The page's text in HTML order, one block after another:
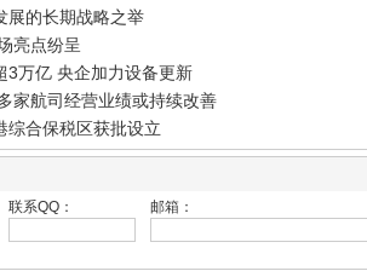
展的长期战略之举
亮点纷呈
3万亿 央企加力设备更新
家航司经营业绩或持续改善
综合保税区获批设立
联系QQ： 邮箱：